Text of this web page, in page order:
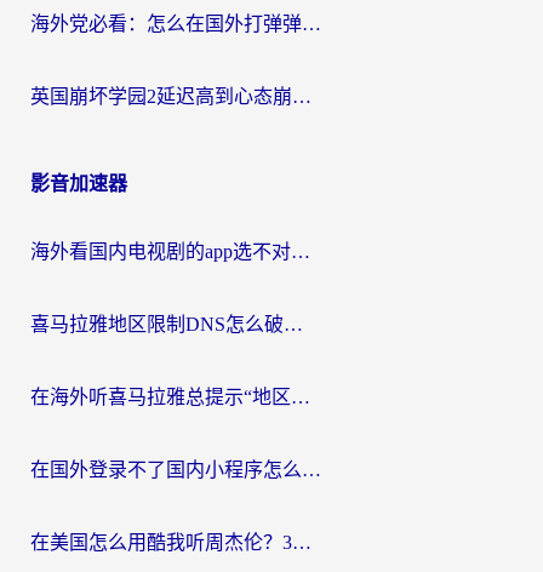
海外党必看：怎么在国外打弹弹堂不卡？番茄加速器亲测指南
英国崩坏学园2延迟高到心态崩？海外党国服游戏加速终极指南
影音加速器
海外看国内电视剧的app选不对？这份回国加速器避坑指南帮你流畅追剧
喜马拉雅地区限制DNS怎么破？海外党听国内音乐听书的终极解决方案
在海外听喜马拉雅总提示“地区限制”？3步轻松解除+听国内音乐全攻略
在国外登录不了国内小程序怎么办？选对回国加速器，轻松解锁国内资源
在美国怎么用酷我听周杰伦？3步搞定海外听歌难题